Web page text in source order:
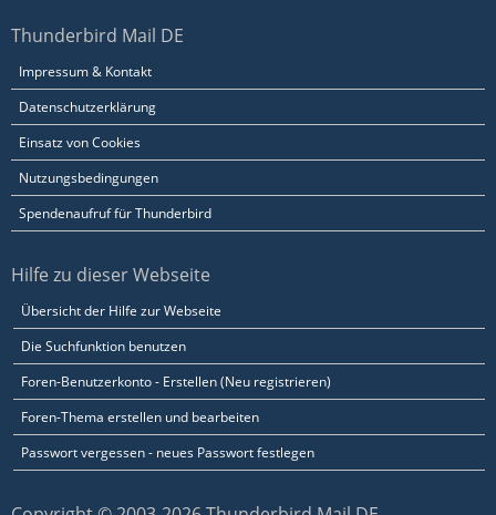
Thunderbird Mail DE
Impressum & Kontakt
Datenschutzerklärung
Einsatz von Cookies
Nutzungsbedingungen
Spendenaufruf für Thunderbird
Hilfe zu dieser Webseite
Übersicht der Hilfe zur Webseite
Die Suchfunktion benutzen
Foren-Benutzerkonto - Erstellen (Neu registrieren)
Foren-Thema erstellen und bearbeiten
Passwort vergessen - neues Passwort festlegen